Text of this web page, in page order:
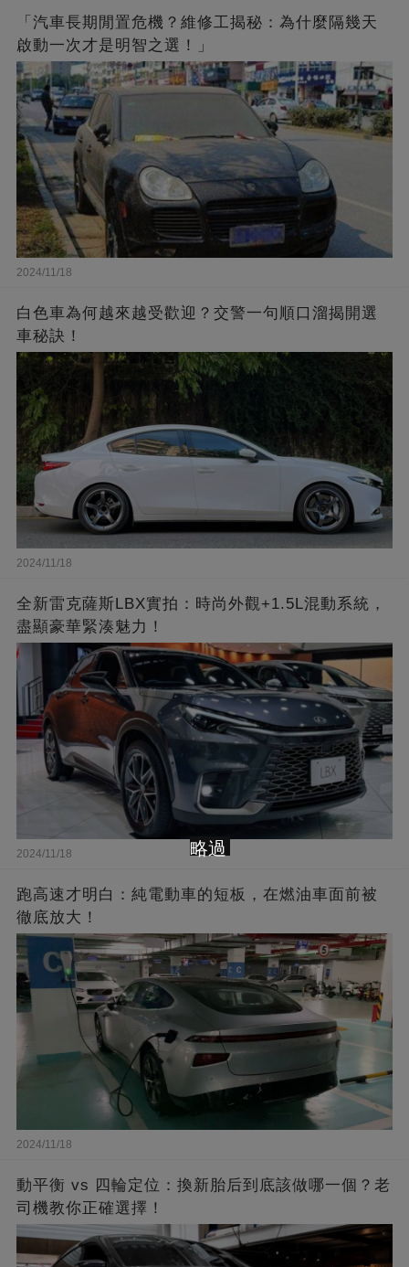
「汽車長期閒置危機？維修工揭秘：為什麼隔幾天
啟動一次才是明智之選！」
2024/11/18
白色車為何越來越受歡迎？交警一句順口溜揭開選
車秘訣！
2024/11/18
全新雷克薩斯LBX實拍：時尚外觀+1.5L混動系統，
盡顯豪華緊湊魅力！
2024/11/18
跑高速才明白：純電動車的短板，在燃油車面前被
徹底放大！
2024/11/18
動平衡 vs 四輪定位：換新胎后到底該做哪一個？老
司機教你正確選擇！
略過